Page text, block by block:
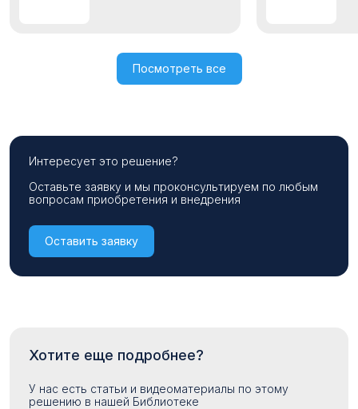
Посмотреть все
Интересует это решение?
Оставьте заявку и мы проконсультируем по любым
вопросам приобретения и внедрения
Оставить заявку
Хотите еще подробнее?
У нас есть статьи и видеоматериалы по этому
решению в нашей Библиотеке